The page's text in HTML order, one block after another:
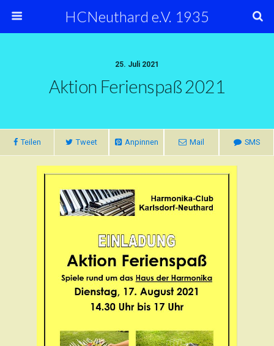
HCNeuthard e.V. 1935
25. Juli 2021
Aktion Ferienspaß 2021
Teilen Tweet Anpinnen Mail SMS